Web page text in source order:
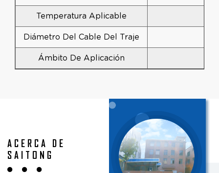
Temperatura Aplicable
Diámetro Del Cable Del Traje
Ámbito De Aplicación
ACERCA DE
SAITONG